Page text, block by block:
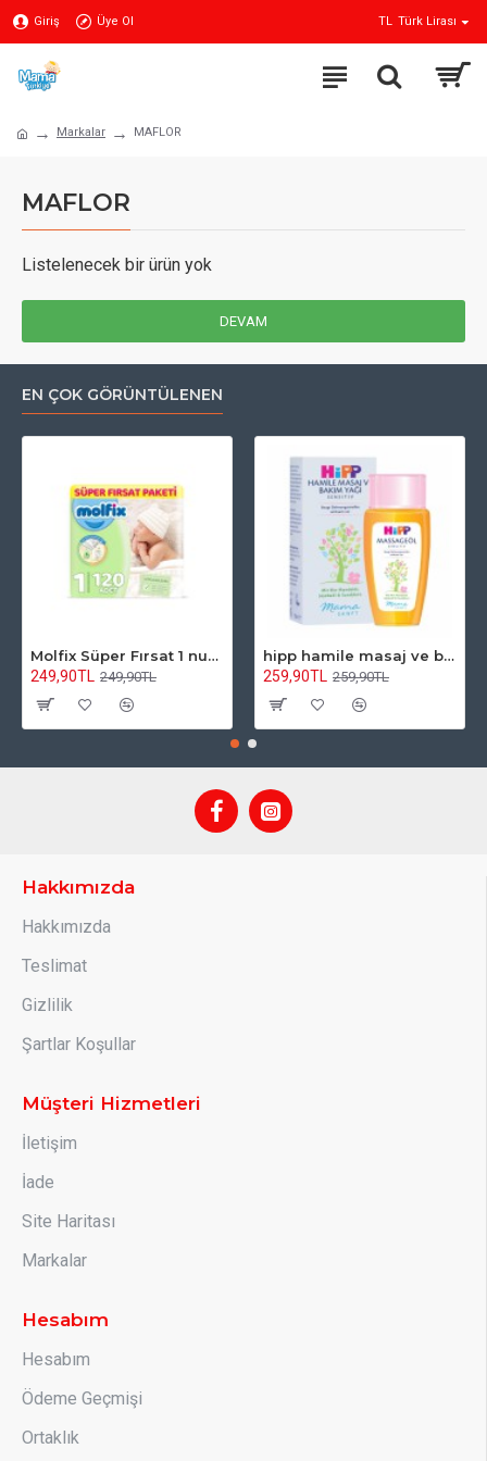
Giriş Üye Ol TL Türk Lirası
Markalar MAFLOR
MAFLOR
Listelenecek bir ürün yok
DEVAM
EN ÇOK GÖRÜNTÜLENEN
Molfix Süper Fırsat 1 numara 2-5 kg 120 adet
249,90TL 249,90TL
hipp hamile masaj ve bakım yağı 100 ml
259,90TL 259,90TL
Hakkımızda
Hakkımızda
Teslimat
Gizlilik
Şartlar Koşullar
Müşteri Hizmetleri
İletişim
İade
Site Haritası
Markalar
Hesabım
Hesabım
Ödeme Geçmişi
Ortaklık